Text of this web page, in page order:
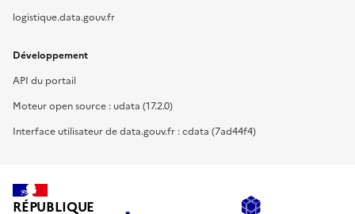
logistique.data.gouv.fr
Développement
API du portail
Moteur open source : udata (17.2.0)
Interface utilisateur de data.gouv.fr : cdata (7ad44f4)
RÉPUBLIQUE